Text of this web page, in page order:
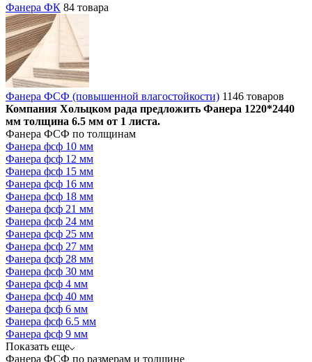
Фанера ФК 84 товара
Фанера ФСФ (повышенной влагостойкости) 1146 товаров
Компания Хольцком рада предложить Фанера 1220*2440
мм толщина 6.5 мм от 1 листа.
Фанера ФСФ по толщинам
Фанера фсф 10 мм
Фанера фсф 12 мм
Фанера фсф 15 мм
Фанера фсф 16 мм
Фанера фсф 18 мм
Фанера фсф 21 мм
Фанера фсф 24 мм
Фанера фсф 25 мм
Фанера фсф 27 мм
Фанера фсф 28 мм
Фанера фсф 30 мм
Фанера фсф 4 мм
Фанера фсф 40 мм
Фанера фсф 6 мм
Фанера фсф 6.5 мм
Фанера фсф 9 мм
Показать еще
Фанера ФСФ по размерам и толщине